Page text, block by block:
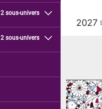
2 sous-univers
2 sous-univers
2027